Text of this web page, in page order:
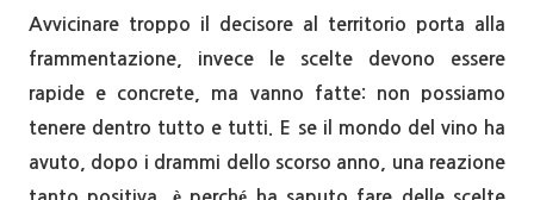
Avvicinare troppo il decisore al territorio porta alla
frammentazione, invece le scelte devono essere
rapide e concrete, ma vanno fatte: non possiamo
tenere dentro tutto e tutti. E se il mondo del vino ha
avuto, dopo i drammi dello scorso anno, una reazione